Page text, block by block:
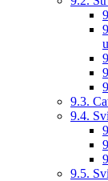
9.3.
9.4.
9.5.